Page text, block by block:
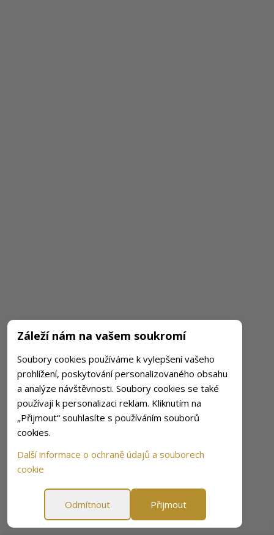
Záleží nám na vašem soukromí
Soubory cookies používáme k vylepšení vašeho
prohlížení, poskytování personalizovaného obsahu
a analýze návštěvnosti. Soubory cookies se také
používají k personalizaci reklam. Kliknutím na
„Přijmout“ souhlasíte s používáním souborů
cookies.
Další informace o ochraně údajů a souborech
cookie
Odmítnout Přijmout